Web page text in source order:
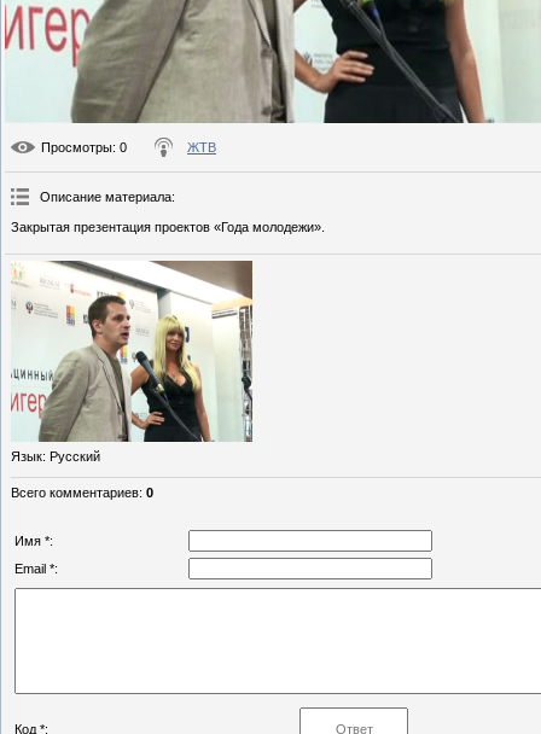
Просмотры: 0 ЖТВ
Описание материала:
Закрытая презентация проектов «Года молодежи».
Язык: Русский
Всего комментариев: 0
Имя *:
Email *:
Код *: